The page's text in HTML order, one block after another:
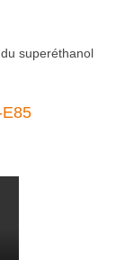
superéthanol